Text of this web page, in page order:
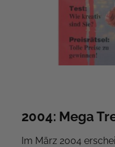
2004: Mega
Im März 2004